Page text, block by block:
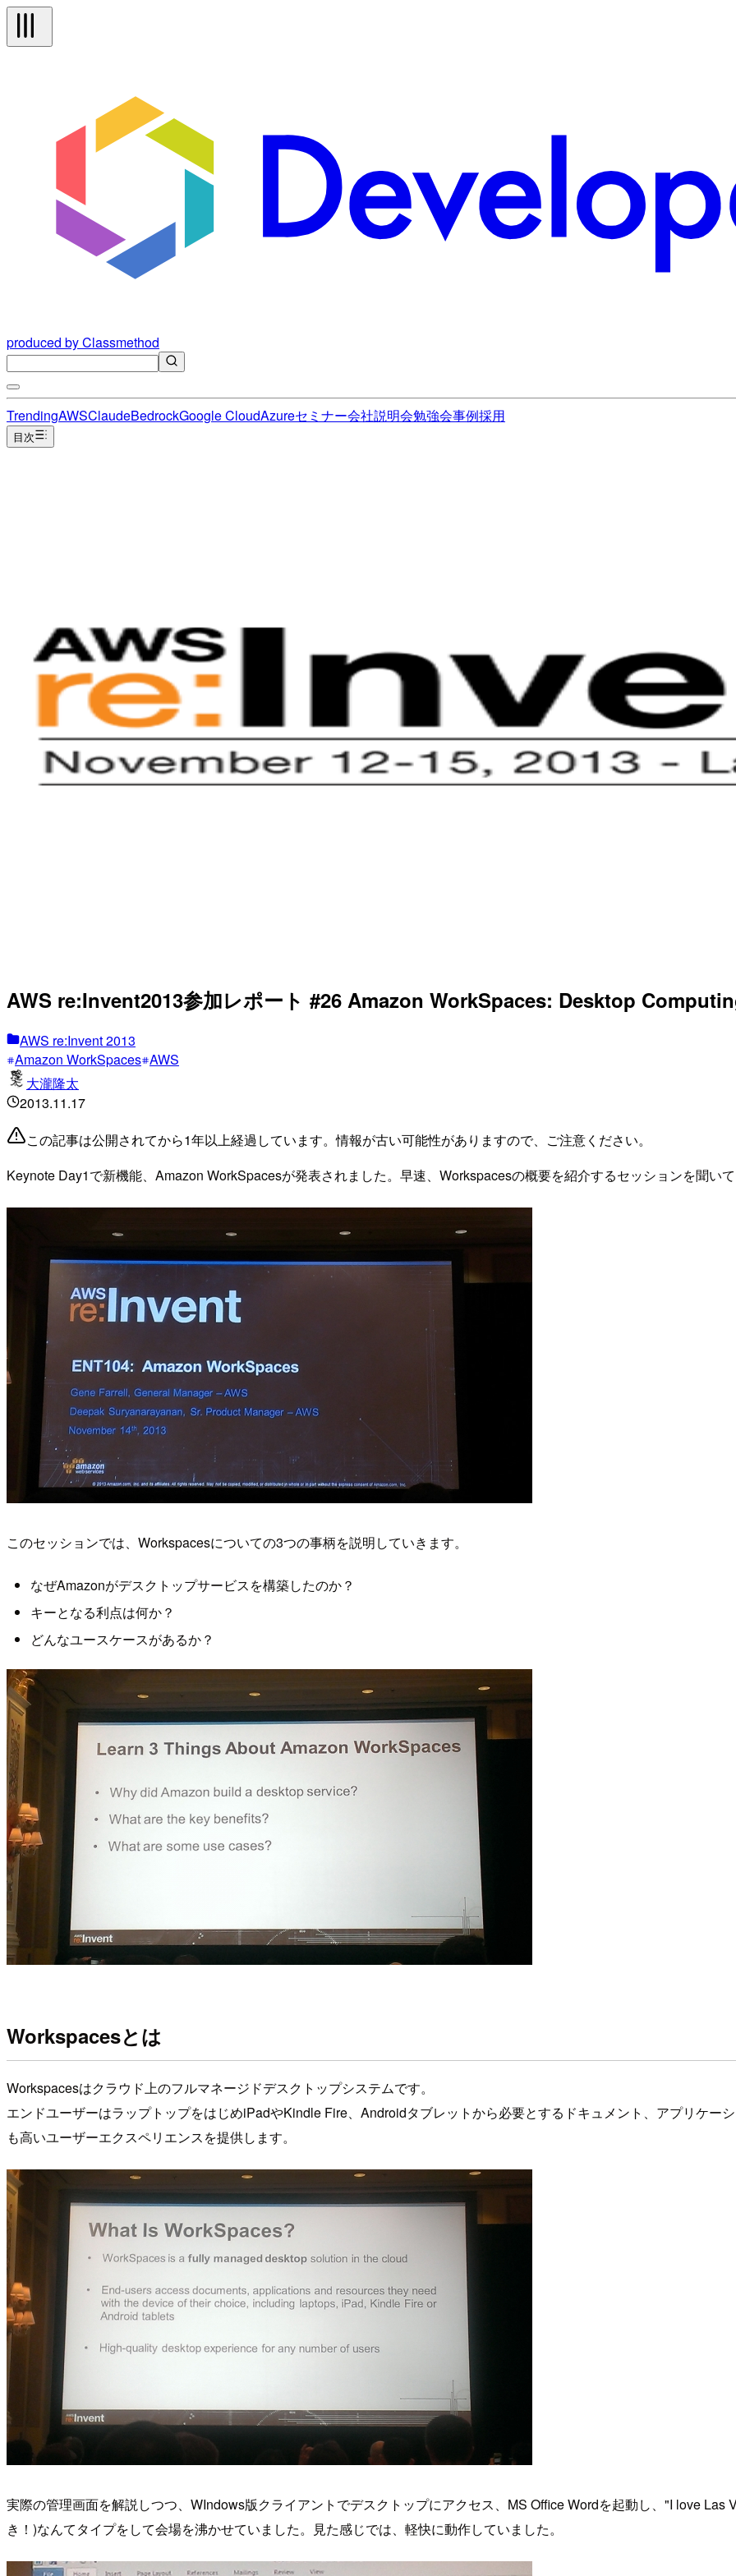
produced by Classmethod
TrendingAWSClaudeBedrockGoogle CloudAzureセミナー会社説明会勉強会事例採用
目次
AWS re:Invent2013参加レポート #26 Amazon WorkSpaces: Desktop
AWS re:Invent 2013
Amazon WorkSpaces AWS
大瀧隆太
2013.11.17
この記事は公開されてから1年以上経過しています。情報が古い可能性がありますので、ご注意ください。
Keynote Day1で新機能、Amazon WorkSpacesが発表されました。早速、Workspacesの概要を紹介するセッションを聞いて
このセッションでは、Workspacesについての3つの事柄を説明していきます。
なぜAmazonがデスクトップサービスを構築したのか？
キーとなる利点は何か？
どんなユースケースがあるか？
Workspacesとは
Workspacesはクラウド上のフルマネージドデスクトップシステムです。
エンドユーザーはラップトップをはじめiPadやKindle Fire、Androidタブレットから必要とするドキュメント、アプリケー
も高いユーザーエクスペリエンスを提供します。
実際の管理画面を解説しつつ、WIndows版クライアントでデスクトップにアクセス、MS Office Wordを起動し、"I love
き！)なんてタイプをして会場を沸かせていました。見た感じでは、軽快に動作していました。